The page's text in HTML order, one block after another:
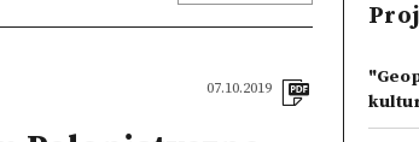
07.10.2019